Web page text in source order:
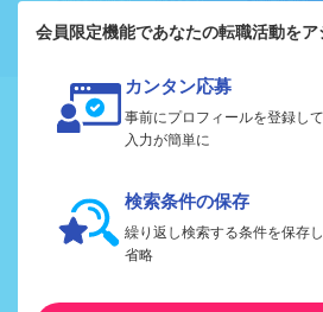
会員限定機能であなたの転職活動をア
カンタン応募
事前にプロフィールを登録し
入力が簡単に
検索条件の保存
繰り返し検索する条件を保存
省略